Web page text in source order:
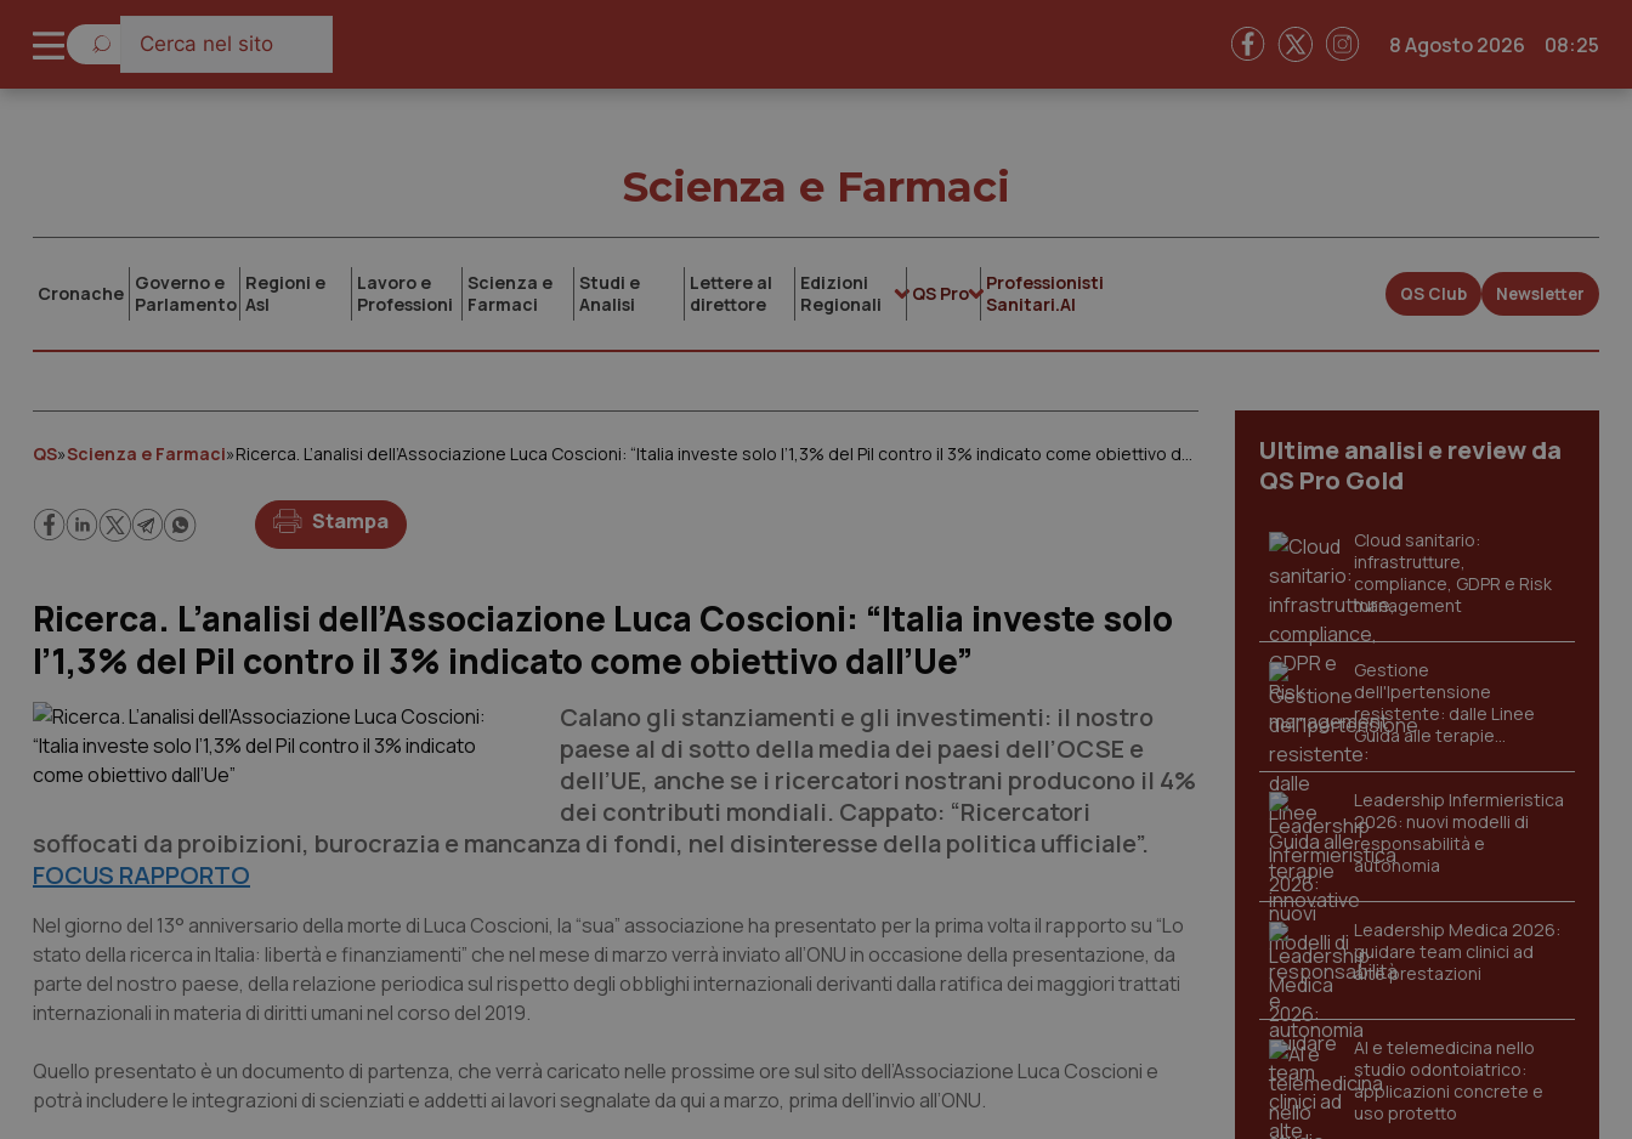
8 Agosto 2026 08:25
Scienza e Farmaci
Cronache Governo e
Parlamento
Regioni e
Asl
Lavoro e
Professioni
Scienza e
Farmaci
Studi e
Analisi
Lettere al
direttore
Edizioni
Regionali
QS Pro
Professionisti
Sanitari.AI
QS Club Newsletter
QS»Scienza e Farmaci» Ricerca. L’analisi dell’Associazione Luca Coscioni: “Italia investe solo l’1,3% del Pil contro il 3% indicato come obiettivo dall’Ue”
Stampa
Ricerca. L’analisi dell’Associazione Luca Coscioni: “Italia investe solo
l’1,3% del Pil contro il 3% indicato come obiettivo dall’Ue”
Calano gli stanziamenti e gli investimenti: il nostro
paese al di sotto della media dei paesi dell’OCSE e
dell’UE, anche se i ricercatori nostrani producono il 4%
dei contributi mondiali. Cappato: “Ricercatori
soffocati da proibizioni, burocrazia e mancanza di fondi, nel disinteresse della politica ufficiale”.
FOCUS RAPPORTO
Nel giorno del 13° anniversario della morte di Luca Coscioni, la “sua” associazione ha presentato per la prima volta il rapporto su “Lo
stato della ricerca in Italia: libertà e finanziamenti” che nel mese di marzo verrà inviato all’ONU in occasione della presentazione, da
parte del nostro paese, della relazione periodica sul rispetto degli obblighi internazionali derivanti dalla ratifica dei maggiori trattati
internazionali in materia di diritti umani nel corso del 2019.
Quello presentato è un documento di partenza, che verrà caricato nelle prossime ore sul sito dell’Associazione Luca Coscioni e
potrà includere le integrazioni di scienziati e addetti ai lavori segnalate da qui a marzo, prima dell’invio all’ONU.
Ultime analisi e review da
QS Pro Gold
Cloud sanitario:
infrastrutture,
compliance, GDPR e Risk
management
Gestione
dell'Ipertensione
resistente: dalle Linee
Guida alle terapie
innovative
Leadership Infermieristica
2026: nuovi modelli di
responsabilità e
autonomia
Leadership Medica 2026:
guidare team clinici ad
alte prestazioni
AI e telemedicina nello
studio odontoiatrico:
applicazioni concrete e
uso protetto